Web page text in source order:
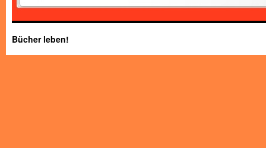
Bücher leben!